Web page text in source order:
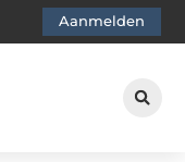
Aanmelden